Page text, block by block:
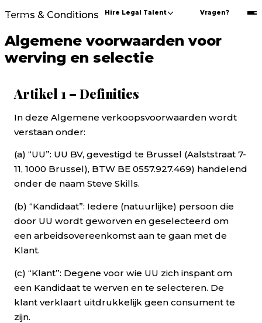
Hire Legal Talent Vragen?
Terms & Conditions
Algemene voorwaarden voor
werving en selectie
Algemene voorwaarden voor
Artikel 1 – Definities
In deze Algemene verkoopsvoorwaarden wordt
verstaan onder:
(a) “UU”: UU BV, gevestigd te Brussel (Aalststraat 7-
11, 1000 Brussel), BTW BE 0557.927.469) handelend
onder de naam Steve Skills.
(b) “Kandidaat”: Iedere (natuurlijke) persoon die
door UU wordt geworven en geselecteerd om
een arbeidsovereenkomst aan te gaan met de
Klant.
(c) “Klant”: Degene voor wie UU zich inspant om
een Kandidaat te werven en te selecteren. De
klant verklaart uitdrukkelijk geen consument te
zijn.